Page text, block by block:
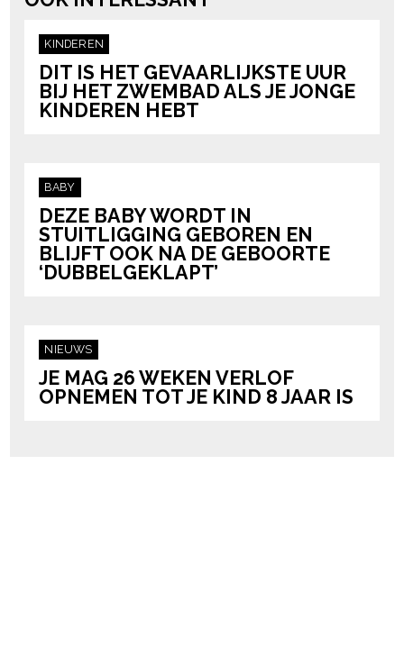
KINDEREN
DIT IS HET GEVAARLIJKSTE UUR
BIJ HET ZWEMBAD ALS JE JONGE
KINDEREN HEBT
BABY
DEZE BABY WORDT IN
STUITLIGGING GEBOREN EN
BLIJFT OOK NA DE GEBOORTE
‘DUBBELGEKLAPT’
NIEUWS
JE MAG 26 WEKEN VERLOF
OPNEMEN TOT JE KIND 8 JAAR IS